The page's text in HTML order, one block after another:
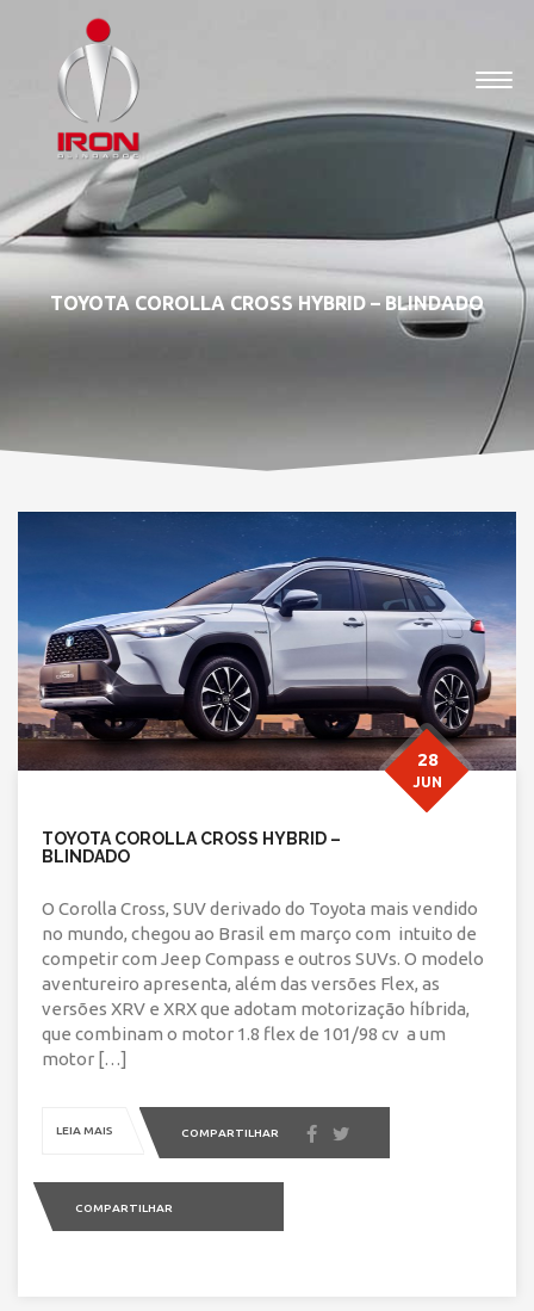
TOYOTA COROLLA CROSS HYBRID – BLINDADO
TOYOTA COROLLA CROSS HYBRID –
BLINDADO
28
JUN
O Corolla Cross, SUV derivado do Toyota mais vendido
no mundo, chegou ao Brasil em março com intuito de
competir com Jeep Compass e outros SUVs. O modelo
aventureiro apresenta, além das versões Flex, as
versões XRV e XRX que adotam motorização híbrida,
que combinam o motor 1.8 flex de 101/98 cv a um
motor […]
LEIA MAIS COMPARTILHAR
COMPARTILHAR